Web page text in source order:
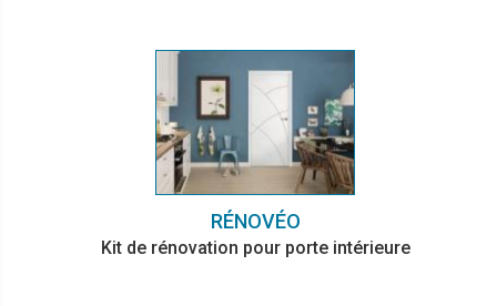
RÉNOVÉO
Kit de rénovation pour porte intérieure